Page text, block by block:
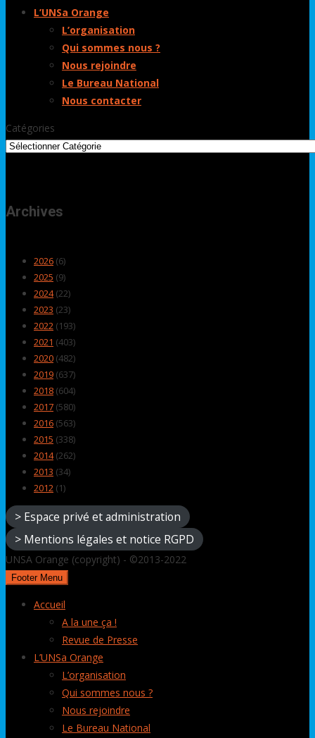
L’UNSa Orange
L’organisation
Qui sommes nous ?
Nous rejoindre
Le Bureau National
Nous contacter
Catégories
Archives
2026 (6)
2025 (9)
2024(22)
2023 (23)
2022 (193)
2021 (403)
2020 (482)
2019 (637)
2018 (604)
2017 (580)
2016 (563)
2015 (338)
2014(262)
2013 (34)
2012 (1)
> Espace privé et administration
> Mentions légales et notice RGPD
UNSA Orange (copyright) - ©2013-2022
Footer Menu
Accueil
A la une ça !
Revue de Presse
L’UNSa Orange
L’organisation
Qui sommes nous ?
Nous rejoindre
Le Bureau National